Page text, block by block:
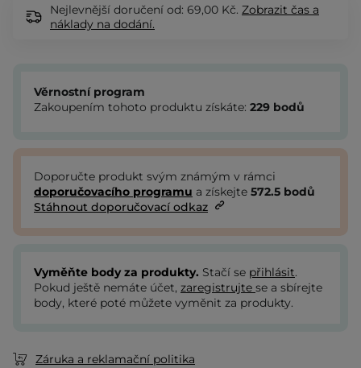
Nejlevnější doručení od: 69,00 Kč. Zobrazit čas a
náklady na dodání.
Věrnostní program
Zakoupením tohoto produktu získáte: 229 bodů
Doporučte produkt svým známým v rámci
doporučovacího programu a získejte 572.5 bodů
Stáhnout doporučovací odkaz
Vyměňte body za produkty. Stačí se přihlásit.
Pokud ještě nemáte účet, zaregistrujte se a sbírejte
body, které poté můžete vyměnit za produkty.
Záruka a reklamační politika